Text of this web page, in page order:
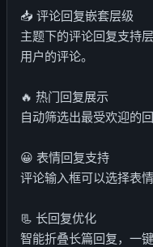
📥 评论回复嵌套层级
主题下的评论回复支持
用户的评论。
🔥 热门回复展示
自动筛选出最受欢迎的
😀 表情回复支持
评论输入框可以选择表
📃 长回复优化
智能折叠长篇回复，一